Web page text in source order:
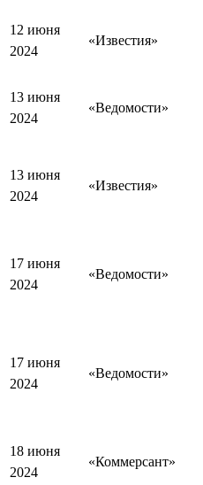
12 июня
2024
«Известия»
13 июня
2024
«Ведомости»
13 июня
2024
«Известия»
17 июня
2024
«Ведомости»
17 июня
2024
«Ведомости»
18 июня
2024
«Коммерсант»